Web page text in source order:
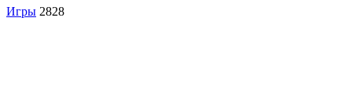
Игры 2828